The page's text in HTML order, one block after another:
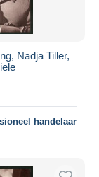
Nadja Tiller,
handelaar